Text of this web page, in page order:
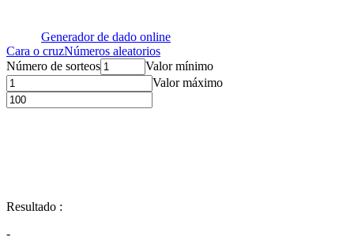
Generador de dado online
Cara o cruzNúmeros aleatorios
Número de sorteos
Valor mínimo
Valor máximo
Resultado :
-